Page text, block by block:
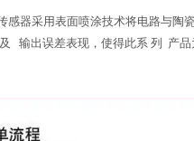
感器采用表面喷涂技术将电路与陶
输出误差表现，使得此系 列 产